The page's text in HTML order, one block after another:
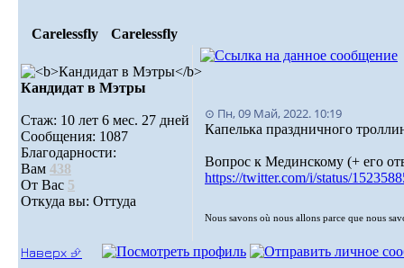
Carelessfly Carelessfly
Кандидат в Мэтры
Стаж: 10 лет 6 мес. 27 дней
Сообщения: 1087
Благодарности:
Вам 438
От Вас 5
Откуда вы: Оттуда
⊙ Пн, 09 Май, 2022. 10:19
Капелька праздничного
Вопрос к Мединскому (+ его
https://twitter.com/i/status/
Nous savons où nous allons parce que nous
Наверх ⮵